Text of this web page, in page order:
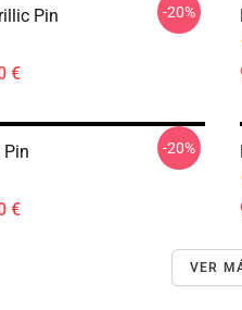
Pin
€
-20%
Pin
€
-20%
VER